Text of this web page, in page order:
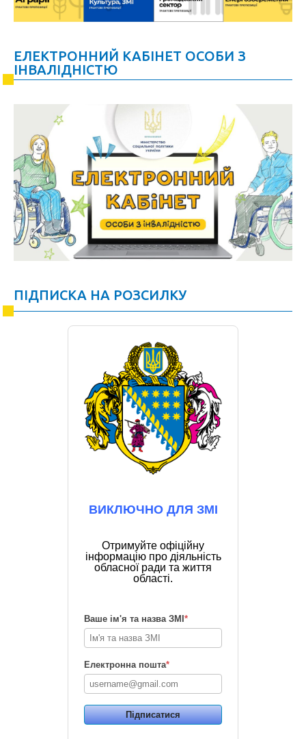
ЕЛЕКТРОННИЙ КАБІНЕТ ОСОБИ З
ІНВАЛІДНІСТЮ
ПІДПИСКА НА РОЗСИЛКУ
ВИКЛЮЧНО ДЛЯ ЗМІ
Отримуйте офіційну
інформацію про діяльність
обласної ради та життя
області.
Ваше ім'я та назва ЗМІ *
Електронна пошта*
Підписатися